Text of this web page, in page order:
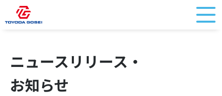
ニュースリリース・
お知らせ